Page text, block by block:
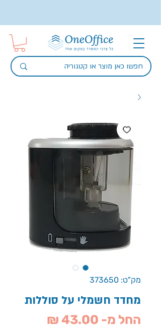
מק"ט: 373650
מחדד חשמלי על סוללות
החל מ- 43.00 ₪